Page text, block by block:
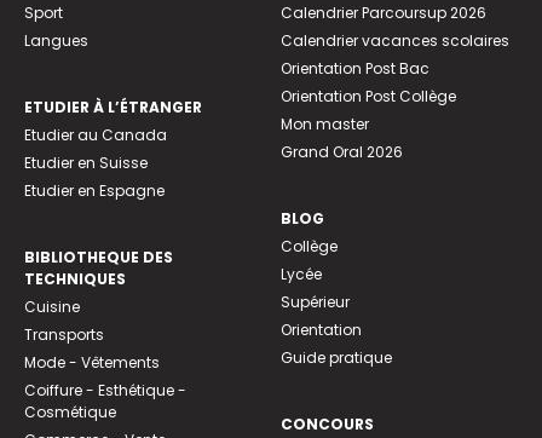
Sport
Langues
ETUDIER À L’ÉTRANGER
Etudier au Canada
Etudier en Suisse
Etudier en Espagne
BIBLIOTHEQUE DES
TECHNIQUES
Cuisine
Transports
Mode - Vêtements
Coiffure - Esthétique -
Cosmétique
Calendrier Parcoursup 2026
Calendrier vacances scolaires
Orientation Post Bac
Orientation Post Collège
Mon master
Grand Oral 2026
BLOG
Collège
Lycée
Supérieur
Orientation
Guide pratique
CONCOURS